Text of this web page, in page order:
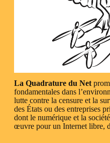
La Quadrature du Net
fondamentales dans
lutte contre la censure et la
des États ou des entreprises
dont le numérique et la
œuvre pour un Internet libre,